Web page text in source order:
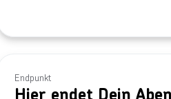
Endpunkt
Hier endet Dein